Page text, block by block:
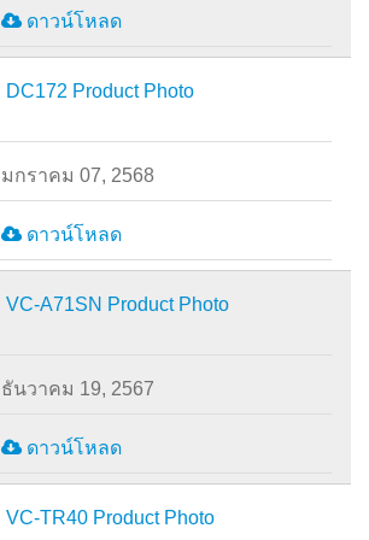
ดาวน์โหลด
DC172 Product Photo
มกราคม 07, 2568
ดาวน์โหลด
VC-A71SN Product Photo
ธันวาคม 19, 2567
ดาวน์โหลด
VC-TR40 Product Photo